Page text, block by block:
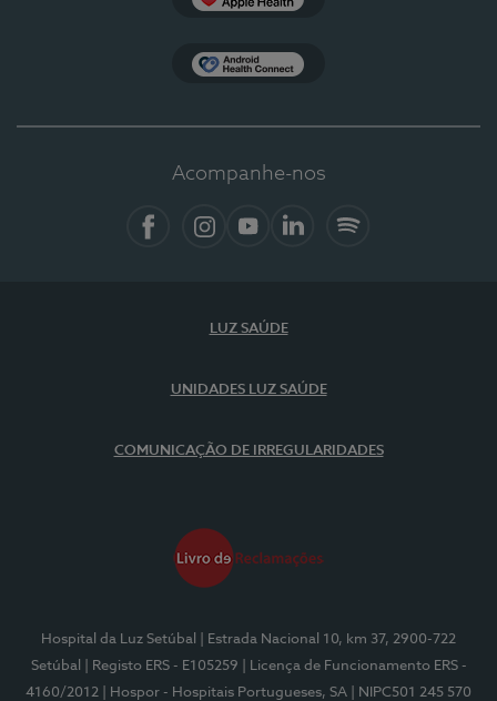
Acompanhe-nos
LUZ SAÚDE
UNIDADES LUZ SAÚDE
COMUNICAÇÃO DE IRREGULARIDADES
Hospital da Luz Setúbal
| Estrada Nacional 10, km 37, 2900-722
Setúbal
| Registo ERS - E105259
| Licença de Funcionamento ERS -
4160/2012
| Hospor - Hospitais Portugueses, SA | NIPC501 245 570